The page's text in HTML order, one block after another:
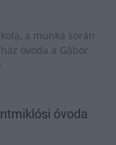
a munka során
óvoda a Gábor
óvoda